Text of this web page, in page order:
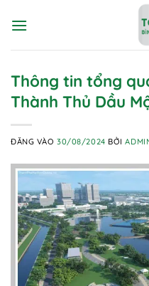
qua
Thông tin tổng
Thành Thủ Dầu
ĐĂNG VÀO30/08/2024 BỞI